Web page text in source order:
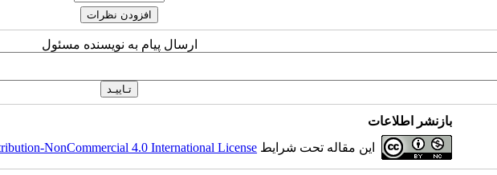
ارسال پیام به نویسنده مسئول
بازنشر اطلاعات
این مقاله تحت شرایط NonCommercial 4.0 International License